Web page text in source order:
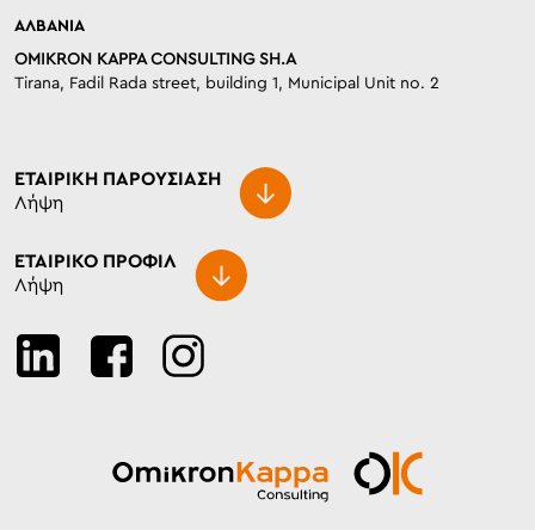
ΑΛΒΑΝΙΑ
OMIKRON KAPPA CONSULTING SH.A
Tirana, Fadil Rada street, building 1, Municipal Unit no. 2
ΕΤΑΙΡΙΚH ΠΑΡΟΥΣΙΑΣΗ
Λήψη
ΕΤΑΙΡΙΚΟ ΠΡΟΦΙΛ
Λήψη